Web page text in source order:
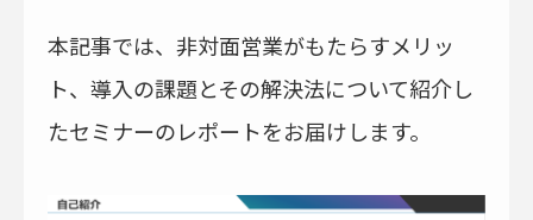
本記事では、非対面営業がもたらすメリッ
ト、導入の課題とその解決法について紹介し
たセミナーのレポートをお届けします。